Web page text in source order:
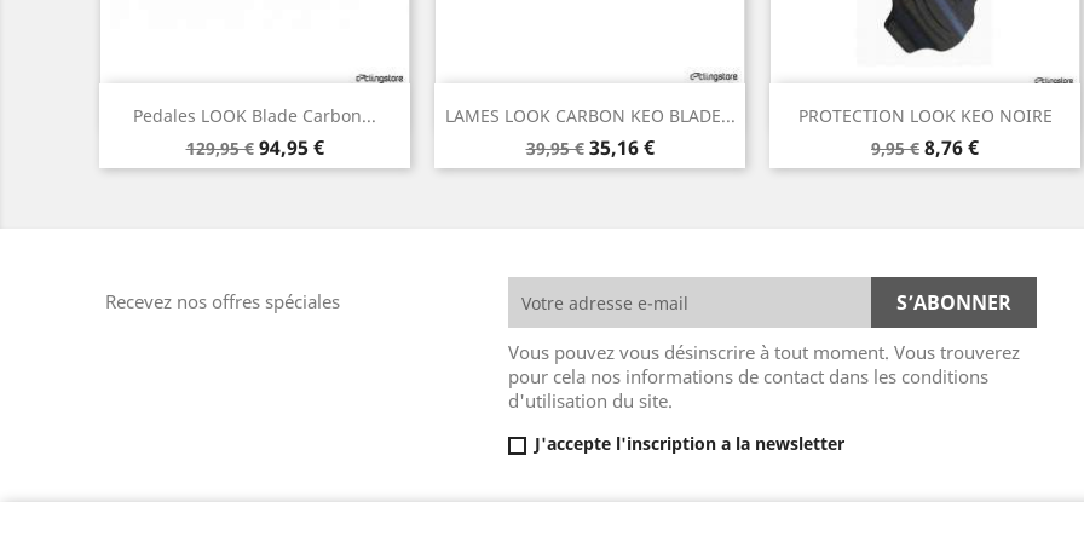
Pedales LOOK Blade Carbon...
Prix
de
129,95 € Prix
94,95 €
 Aperçu rapide LAMES LOOK CARBON KEO BLADE...
Prix
de
39,95 € Prix
35,16 €
Aperçu rapide PROTECTION LOOK KEO NOIRE
Prix
de
9,95 € Prix
8,76 €
Aperçu rapide
Recevez nos offres spéciales
Vous pouvez vous désinscrire à tout moment. Vous trouverez
pour cela nos informations de contact dans les conditions
d'utilisation du site.
J'accepte l'inscription a la newsletter